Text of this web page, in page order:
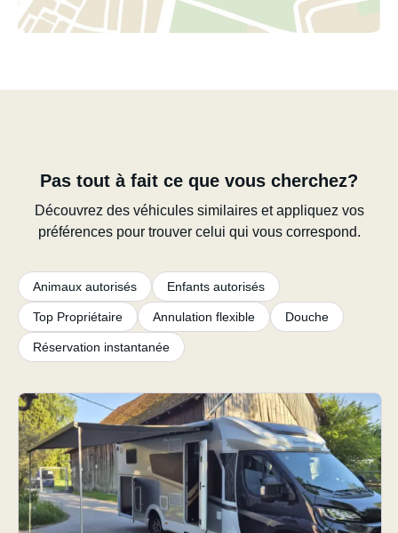
Pas tout à fait ce que vous cherchez?
Découvrez des véhicules similaires et appliquez vos
préférences pour trouver celui qui vous correspond.
Animaux autorisés Enfants autorisés
Top Propriétaire Annulation flexible Douche
Réservation instantanée